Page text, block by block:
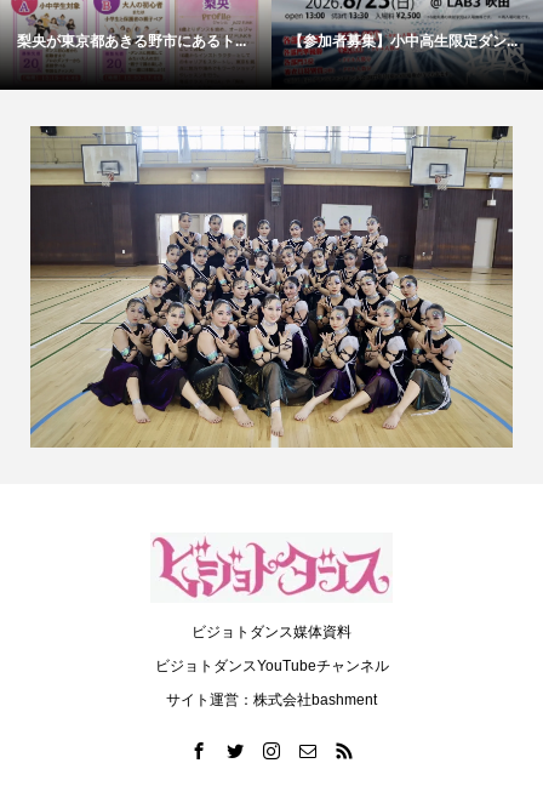
梨央が東京都あきる野市にあるト... 【参加者募集】小中高生限定ダン...
ビジョトダンス媒体資料
ビジョトダンスYouTubeチャンネル
サイト運営：株式会社bashment